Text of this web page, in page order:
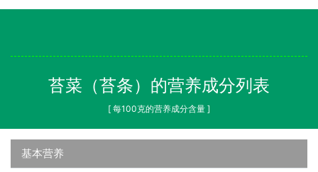
苔菜（苔条）的营养成分列表
[ 每100克的营养成分含量 ]
基本营养